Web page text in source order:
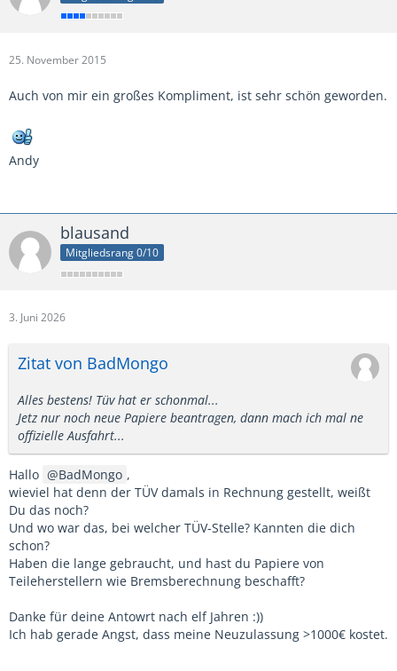
25. November 2015
Auch von mir ein großes Kompliment, ist sehr schön geworden.
Andy
blausand
Mitgliedsrang 0/10
3. Juni 2026
Zitat von BadMongo
Alles bestens! Tüv hat er schonmal...
Jetz nur noch neue Papiere beantragen, dann mach ich mal ne
offizielle Ausfahrt...
Hallo BadMongo ,
wieviel hat denn der TÜV damals in Rechnung gestellt, weißt
Du das noch?
Und wo war das, bei welcher TÜV-Stelle? Kannten die dich
schon?
Haben die lange gebraucht, und hast du Papiere von
Teileherstellern wie Bremsberechnung beschafft?
Danke für deine Antowrt nach elf Jahren :))
Ich hab gerade Angst, dass meine Neuzulassung >1000€ kostet.